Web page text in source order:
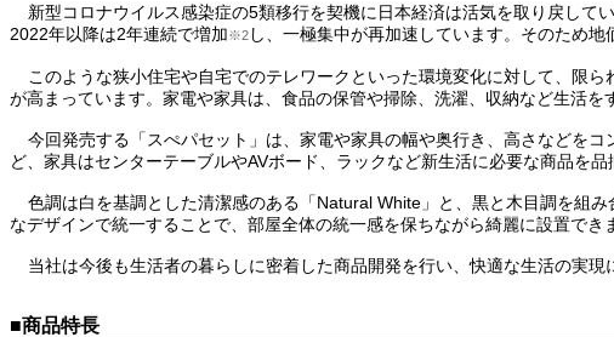
新型コロナウイルス感染症の5類移行を契機に日本経済は活気を取り戻し
2022年以降は2年連続で増加※2 し、一極集中が再加速しています。そのため
このような狭小住宅や自宅でのテレワークといった環境変化に対して、限
が高まっています。家電や家具は、食品の保管や掃除、洗濯、収納など生活
今回発売する「スぺパセット」は、家電や家具の幅や奥行き、高さなどを
ど、家具はセンターテーブルやAVボード、ラックなど新生活に必要な商品を品
色調は白を基調とした清潔感のある「Natural White」と、黒と木目調を組
なデザインで統一することで、部屋全体の統一感を保ちながら綺麗に設置でき
当社は今後も生活者の暮らしに密着した商品開発を行い、快適な生活の実現
■商品特長